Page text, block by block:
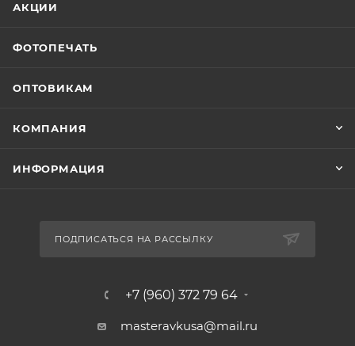
АКЦИИ
ФОТОПЕЧАТЬ
ОПТОВИКАМ
КОМПАНИЯ
ИНФОРМАЦИЯ
ПОДПИСАТЬСЯ НА РАССЫЛКУ
+7 (960) 372 79 64
masteravkusa@mail.ru